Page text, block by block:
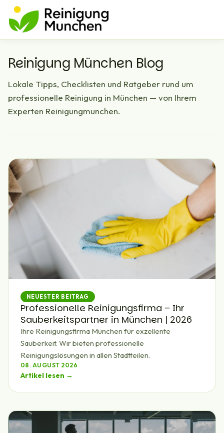
Reinigung München Blog
Lokale Tipps, Checklisten und Ratgeber rund um
professionelle Reinigung in München — von Ihrem
Experten Reinigungmunchen.
NEUESTER BEITRAG
Professionelle Reinigungsfirma – Ihr
Sauberkeitspartner in München | 2026
Ihre Reinigungsfirma München für exzellente
Sauberkeit. Wir bieten professionelle
Reinigungslösungen in allen Stadtteilen.
08. AUGUST 2026
Artikel lesen →